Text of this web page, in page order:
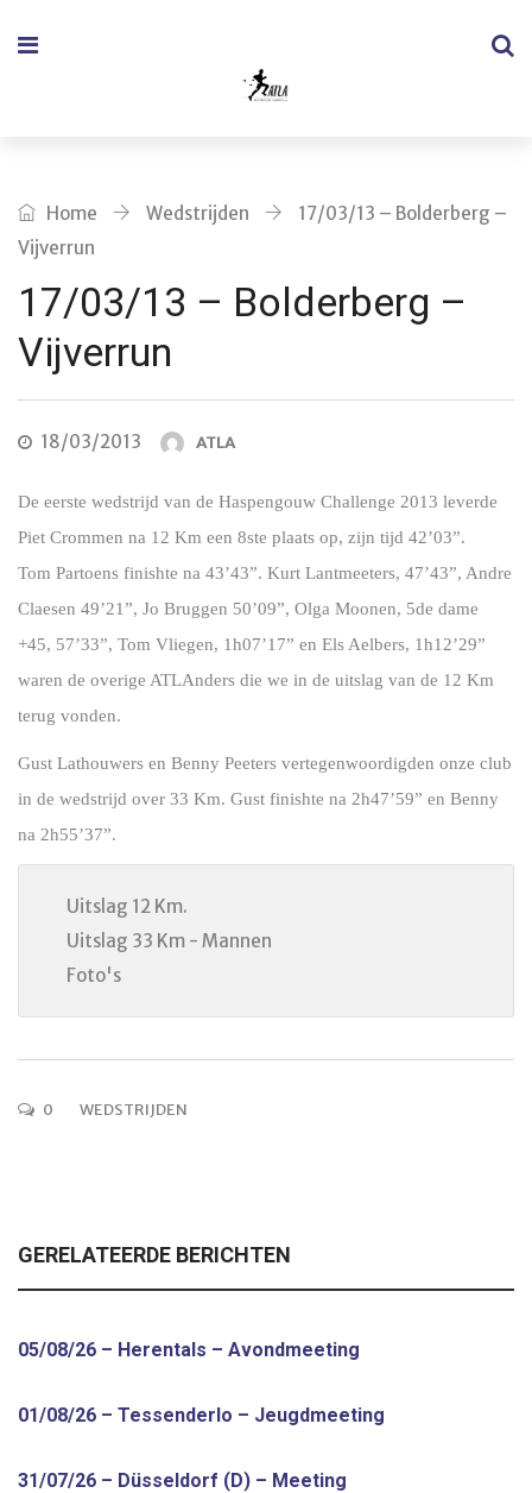
Home Wedstrijden
17/03/13 – Bolderberg –
Vijverrun
17/03/13 – Bolderberg –
Vijverrun
18/03/2013 ATLA
De eerste wedstrijd van de Haspengouw Challenge 2013 leverde
Piet Crommen na 12 Km een 8ste plaats op, zijn tijd 42’03”.
Tom Partoens finishte na 43’43”. Kurt Lantmeeters, 47’43”, Andre
Claesen 49’21”, Jo Bruggen 50’09”, Olga Moonen, 5de dame
+45, 57’33”, Tom Vliegen, 1h07’17” en Els Aelbers, 1h12’29”
waren de overige ATLAnders die we in de uitslag van de 12 Km
terug vonden.
Gust Lathouwers en Benny Peeters vertegenwoordigden onze club
in de wedstrijd over 33 Km. Gust finishte na 2h47’59” en Benny
na 2h55’37”.
Uitslag 12 Km.
Uitslag 33 Km - Mannen
Foto's
0 WEDSTRIJDEN
GERELATEERDE BERICHTEN
05/08/26 – Herentals – Avondmeeting
01/08/26 – Tessenderlo – Jeugdmeeting
31/07/26 – Düsseldorf (D) – Meeting